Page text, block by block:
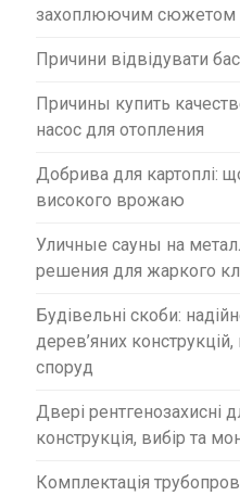
захоплюючим сюжетом
Причини відвідувати
Причины купить
насос для отопления
Добрива для картоплі:
високого врожаю
Уличные сауны на
решения для жаркого
Будівельні скоби:
дерев’яних конструкцій,
споруд
Двері рентгенозахисні
конструкція, вибір та
Комплектація